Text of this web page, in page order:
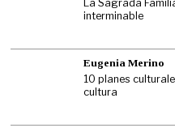
La Sagrada
interminable
Eugenia Merino
10 planes
cultura